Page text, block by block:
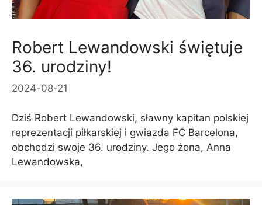
Robert Lewandowski świętuje
36. urodziny!
2024-08-21
Dziś Robert Lewandowski, sławny kapitan polskiej
reprezentacji piłkarskiej i gwiazda FC Barcelona, ​​
obchodzi swoje 36. urodziny. Jego żona, Anna
Lewandowska,